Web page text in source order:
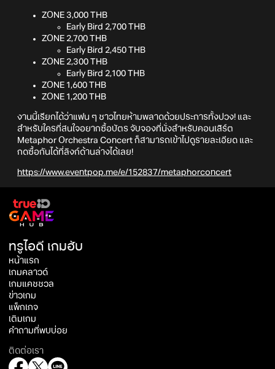
ZONE 3,000 THB
Early Bird 2,700 THB
ZONE 2,700 THB
Early Bird 2,450 THB
ZONE 2,300 THB
Early Bird 2,100 THB
ZONE 1,600 THB
ZONE 1,200 THB
งานนี้เรียกได้ว่าแฟน ๆ ชาวไทยห้ามพลาดด้วยประการทั้งปวง! และ
สำหรับใครที่สนใจอยากซื้อบัตร จับจองที่นั่งสำหรับคอนเสิร์ต
Metaphor Orchestra Concert ก็สามารถเข้าไปดูรายละเอียด และ
กดซื้อกันได้ที่ลิงก์ด้านล่างได้เลย!
https://www.eventpop.me/e/152837/metaphorconcert
ทรูไอดี เกมฮับ
หน้าแรก
เกมคลาวด์
เกมแคชชวล
ข่าวเกม
แพ็กเกจ
เติมเกม
คำถามที่พบบ่อย
ติดต่อเรา